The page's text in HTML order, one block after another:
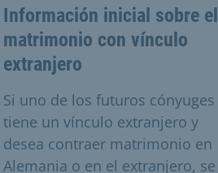
Información inicial sobre el
matrimonio con vínculo
extranjero
Si uno de los futuros cónyuges
tiene un vínculo extranjero y
desea contraer matrimonio en
Alemania o en el extranjero, se